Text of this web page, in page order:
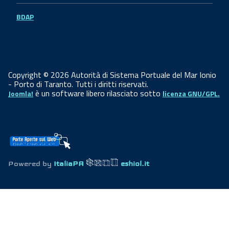
BDAP
Copyright © 2026 Autorità di Sistema Portuale del Mar Ionio
- Porto di Taranto. Tutti i diritti riservati.
Joomla! è un software libero rilasciato sotto licenza GNU/GPL.
Powered by ItaliaPA eshiol.it